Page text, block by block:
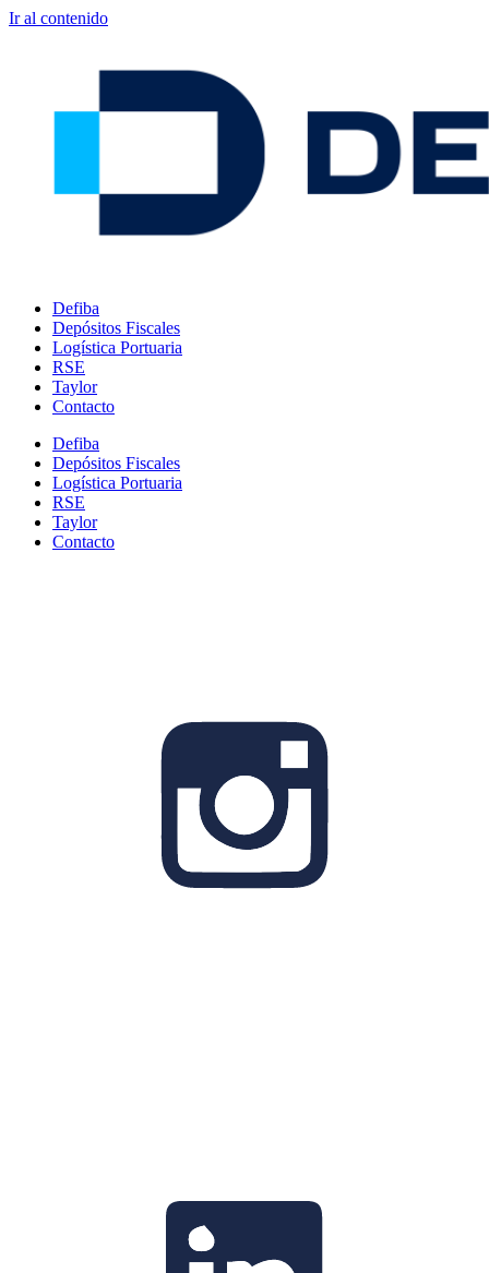
Ir al contenido
Defiba
Depósitos Fiscales
Logística Portuaria
RSE
Taylor
Contacto
Defiba
Depósitos Fiscales
Logística Portuaria
RSE
Taylor
Contacto